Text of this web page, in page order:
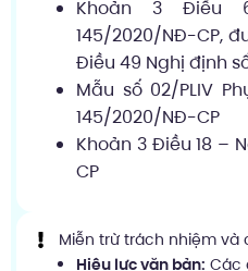
Khoản 3 Điều
145/2020/NĐ-CP,
Điều 49 Nghị định
Mẫu số 02/PLIV
145/2020/NĐ-CP
Khoản 3 Điều 18 –
CP
Miễn trừ trách nhiệm và
Hiệu lực văn bản: Các